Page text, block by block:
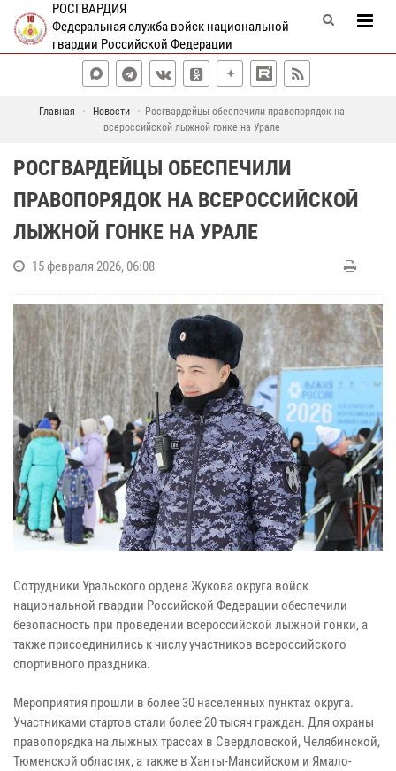
РОСГВАРДИЯ
Федеральная служба войск национальной
гвардии Российской Федерации
Главная Новости
Росгвардейцы обеспечили правопорядок на
всероссийской лыжной гонке на Урале
РОСГВАРДЕЙЦЫ ОБЕСПЕЧИЛИ
ПРАВОПОРЯДОК НА ВСЕРОССИЙСКОЙ
ЛЫЖНОЙ ГОНКЕ НА УРАЛЕ
15 февраля 2026, 06:08
Сотрудники Уральского ордена Жукова округа войск
национальной гвардии Российской Федерации обеспечили
безопасность при проведении всероссийской лыжной гонки, а
также присоединились к числу участников всероссийского
спортивного праздника.
Мероприятия прошли в более 30 населенных пунктах округа.
Участниками стартов стали более 20 тысяч граждан. Для охраны
правопорядка на лыжных трассах в Свердловской, Челябинской,
Тюменской областях, а также в Ханты-Мансийском и Ямало-